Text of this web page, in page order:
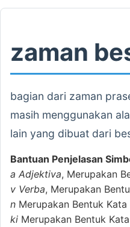
zaman
bagian dari zaman
masih menggunakan
lain yang dibuat dari
Bantuan Penjelasan
a Adjektiva, Merupakan
v Verba, Merupakan
n Merupakan Bentuk Kata
ki Merupakan Bentuk